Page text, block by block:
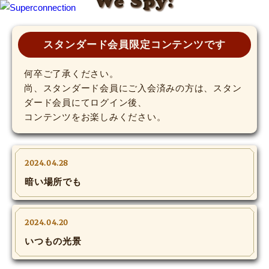
スタンダード会員限定コンテンツです
何卒ご了承ください。
尚、スタンダード会員にご入会済みの方は、スタン
ダード会員にてログイン後、
コンテンツをお楽しみください。
2024.04.28
暗い場所でも
2024.04.20
いつもの光景
INFO
SHIHO’s DIARY
STAFF DIARY
SHIHO’s VOICE
We Spy!
SPECIAL
#Throwback